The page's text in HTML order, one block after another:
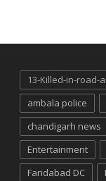
13-Killed-in-road-
ambala police
chandigarh news
Entertainment
Faridabad DC